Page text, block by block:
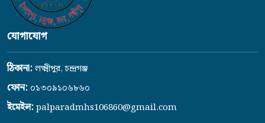
যোগাযোগ
ঠিকানা:লক্ষ্মীপুর, চন্দ্রগঞ্জ
ফোন: ০১৩০৯১০৬৮৬০
ইমেইল:palparadmhs106860@gmail.com